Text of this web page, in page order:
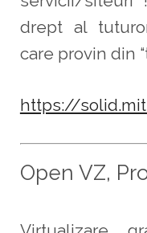
drept al
care provin din
https://
Open VZ,